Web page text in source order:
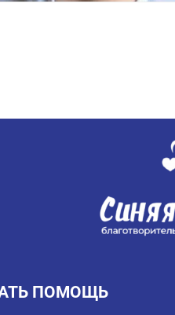
ПОМОЩЬ